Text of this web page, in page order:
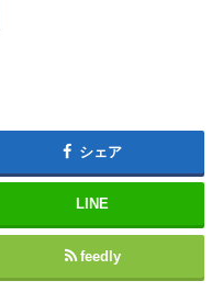
シェア
LINE
feedly